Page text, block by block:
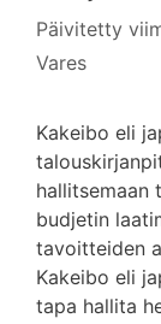
Päivitetty
Vares
Kakeibo eli
hallitsemaan
budjetin
tavoitteiden
Kakeibo eli
tapa hallita